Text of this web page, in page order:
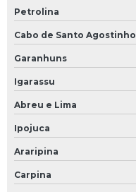
Petrolina
Cabo de Santo Agostinho
Garanhuns
Igarassu
Abreu e Lima
Ipojuca
Araripina
Carpina